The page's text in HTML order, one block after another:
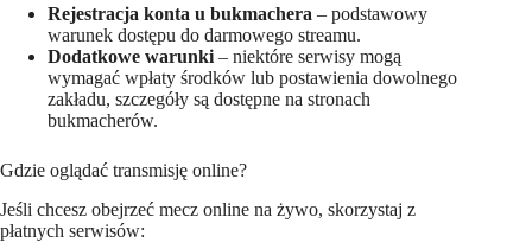
Rejestracja konta u bukmachera – podstawowy
warunek dostępu do darmowego streamu.
Dodatkowe warunki– niektóre serwisy mogą
wymagać wpłaty środków lub postawienia dowolnego
zakładu, szczegóły są dostępne na stronach
bukmacherów.
Gdzie oglądać transmisję online?
Jeśli chcesz obejrzeć mecz online na żywo, skorzystaj z
płatnych serwisów: